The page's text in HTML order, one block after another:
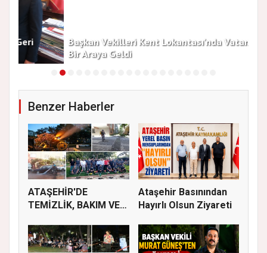
Başkan Vekilleri Kent Lokantası'nda Vatandaşlarla
Bir Araya Geldi
Benzer Haberler
ATAŞEHİR'DE
TEMİZLİK, BAKIM VE
Ataşehir Basınından
Hayırlı Olsun Ziyareti